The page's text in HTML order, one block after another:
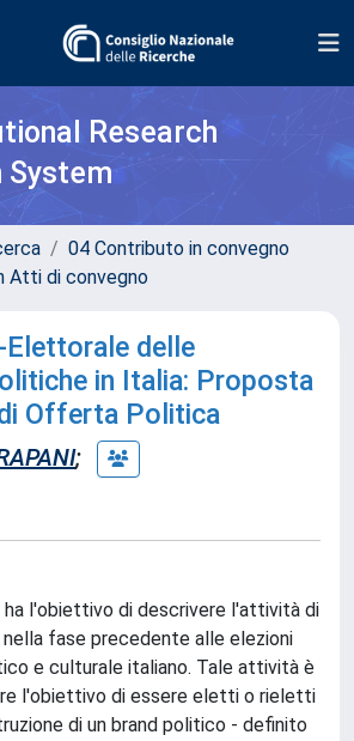
Research
System
04 Contributo in convegno
Atti di convegno
Elettorale delle
in Italia: Proposta
Offerta Politica
;
l'obiettivo di descrivere l'attività di
fase precedente alle elezioni
e culturale italiano. Tale attività è
l'obiettivo di essere eletti o rieletti
di un brand politico - definito